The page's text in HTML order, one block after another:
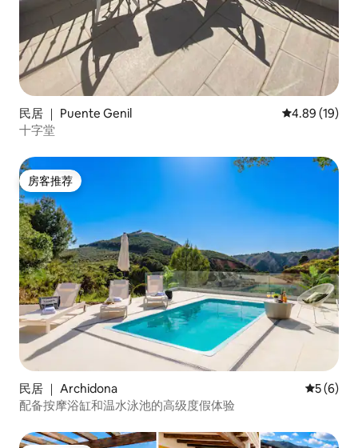
民居 ｜ Puente Genil 平均评分
4.89 (19)
十字堂
房客推荐
房客推荐
民居 ｜ Archidona 平均评分
5 (6)
配备按摩浴缸和温水泳池的高级度假体验